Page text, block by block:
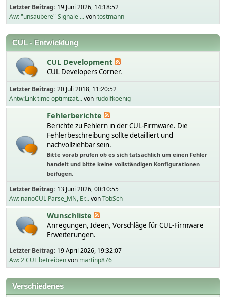
Letzter Beitrag: 19 Juni 2026, 14:18:52
Aw: "unsaubere" Signale ...vontostmann
CUL - Entwicklung
CUL Development
CUL Developers Corner.
Letzter Beitrag:20 Juli 2018, 11:20:52
Antw:Link time optimizat...von rudolfkoenig
Fehlerberichte
Berichte zu Fehlern in der CUL-Firmware. Die
Fehlerbeschreibung sollte detailliert und
nachvollziehbar sein.
Bitte vorab prüfen ob es sich tatsächlich um einen Fehler
handelt und bitte keine vollständigen Konfigurationen
beifügen.
Letzter Beitrag: 13 Juni 2026, 00:10:55
Aw: nanoCUL Parse_MN, Er...vonTobSch
Wunschliste
Anregungen, Ideen, Vorschläge für CUL-Firmware
Erweiterungen.
Letzter Beitrag: 19 April 2026, 19:32:07
Aw: 2 CUL betreibenvon martinp876
Verschiedenes